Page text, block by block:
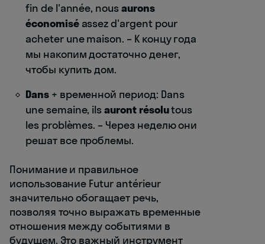
fin de l'année, nousaurons
économiséassez d'argent pour
acheter une maison. – К концу года
мы накопим достаточно денег,
чтобы купить дом.
Dans+ временной период: Dans
une semaine, ilsauront résolutous
les problèmes. – Через неделю они
решат все проблемы.
Понимание и правильное
использование Futur antérieur
значительно обогащает речь,
позволяя точно выражать временные
отношения между событиями в
будущем. Это важный инструмент